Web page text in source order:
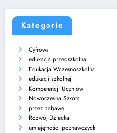
Kategorie
Cyfrowa
edukacja przedszkolna
Edukacja Wczesnoszkolna
edukacji szkolnej
Kompetencji Uczniów
Nowoczesna Szkoła
przez zabawę
Rozwój Dziecka
umiejętności poznawczych